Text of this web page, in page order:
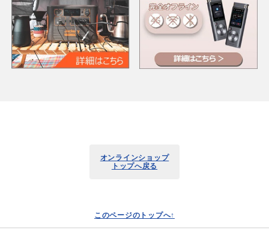
オンラインショップ
トップへ戻る
このページのトップへ↑